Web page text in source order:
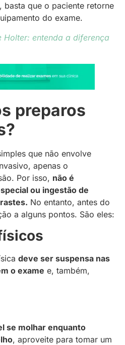
que o paciente retorne
do exame.
Holter: entenda a diferença
preparos
que não envolve
apenas o
Por isso, não é
ou ingestão de
No entanto, antes do
a alguns pontos. São eles:
deve ser suspensa nas
o exame e, também,
se molhar enquanto
, aproveite para tomar um